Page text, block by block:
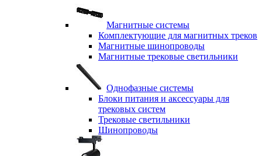
Магнитные системы
Комплектующие для магнитных треков
Магнитные шинопроводы
Магнитные трековые светильники
Однофазные системы
Блоки питания и аксессуары для
трековых систем
Трековые светильники
Шинопроводы